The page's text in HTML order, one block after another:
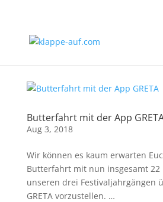
Butterfahrt mit der App
Aug 3, 2018
Wir können es kaum erwarten
Butterfahrt mit nun insgesamt 22
unseren drei Festivaljahrgängen
GRETA vorzustellen. …